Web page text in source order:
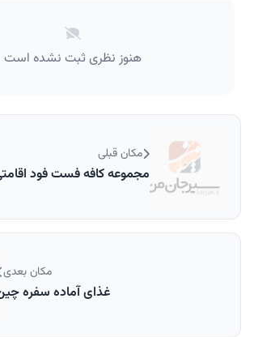
هنوز نظری ثبت نشده است
مکان قبلی
مجموعه کافه فست فود
مکان بعدی
غذای آماده سفره